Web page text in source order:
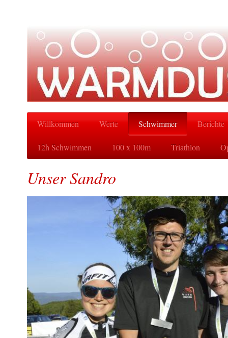
Willkommen Werte Schwimmer Berichte
12h Schwimmen 100 x 100m Triathlon
Unser Sandro